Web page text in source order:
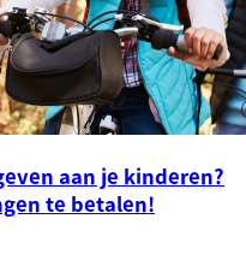
aan je kinderen?
te betalen!